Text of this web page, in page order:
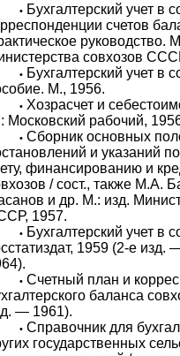
• Бухгалтерский учет в
счетов
руководство.
совхозов
• Бухгалтерский учет в
М., 1956.
• Хозрасчет и
Московский рабочий,
• Сборник основных
и указаний
финансированию и
/ сост., также М.А.
и др. М.: изд.
1957.
• Бухгалтерский учет в
1959 (2-е изд.
• Счетный план и
баланса
— 1961).
• Справочник для
государственных